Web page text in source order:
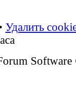
Удалить